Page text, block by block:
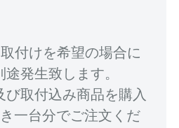
付けを希望の場合に
発生致します。
び取付込み商品を購入
一台分でご注文くだ